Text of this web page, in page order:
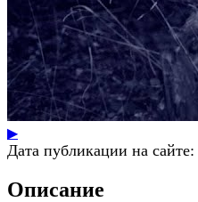
▶
Дата публикации на сайте:
Описание